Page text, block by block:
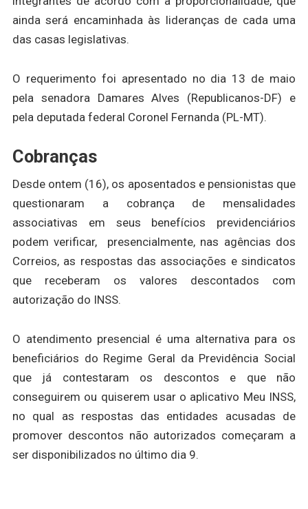
ainda será encaminhada às lideranças de cada uma
das casas legislativas.
O requerimento foi apresentado no dia 13 de maio
pela senadora Damares Alves (Republicanos-DF) e
pela deputada federal Coronel Fernanda (PL-MT).
Cobranças
Desde ontem (16), os aposentados e pensionistas que
questionaram a cobrança de mensalidades
associativas em seus benefícios previdenciários
podem verificar, presencialmente, nas agências dos
Correios, as respostas das associações e sindicatos
que receberam os valores descontados com
autorização do INSS.
O atendimento presencial é uma alternativa para os
beneficiários do Regime Geral da Previdência Social
que já contestaram os descontos e que não
conseguirem ou quiserem usar o aplicativo Meu INSS,
no qual as respostas das entidades acusadas de
promover descontos não autorizados começaram a
ser disponibilizados no último dia 9.